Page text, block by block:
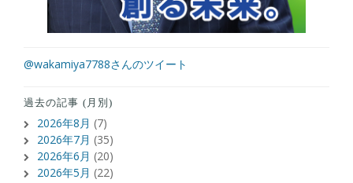
@wakamiya7788さんのツイート
過去の記事 (月別)
2026年8月 (7)
2026年7月 (35)
2026年6月 (20)
2026年5月 (22)